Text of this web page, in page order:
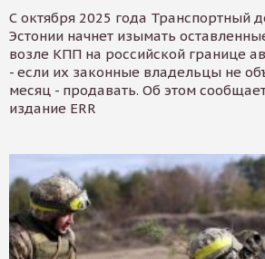
С октября 2025 года Транспортный
Эстонии начнет изымать
возле КПП на российской границе
- если их законные владельцы не
месяц - продавать. Об этом
издание ERR